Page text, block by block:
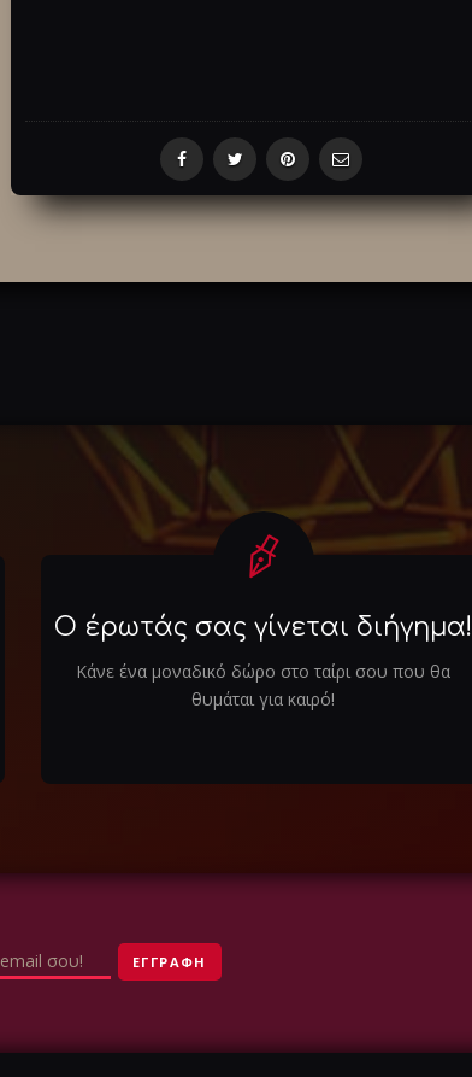
Ο έρωτάς σας γίνεται διήγημα!
Κάνε ένα μοναδικό δώρο στο ταίρι σου που θα
θυμάται για καιρό!